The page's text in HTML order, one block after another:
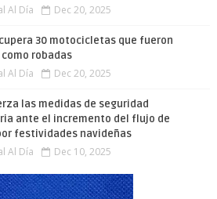
Al Día Dec 20, 2025
30 motocicletas que fueron
robadas
Al Día Dec 20, 2025
las medidas de seguridad
ante el incremento del flujo de
festividades navideñas
Al Día Dec 10, 2025